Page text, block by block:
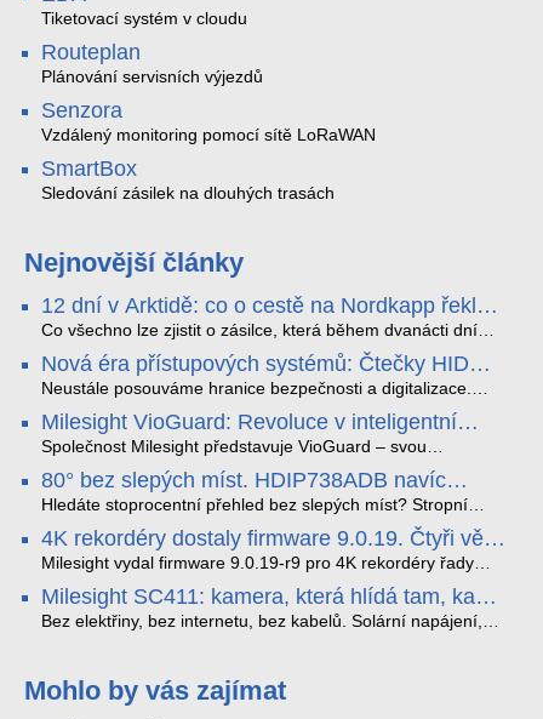
Tiketovací systém v cloudu
Routeplan
Plánování servisních výjezdů
Senzora
Vzdálený monitoring pomocí sítě LoRaWAN
SmartBox
Sledování zásilek na dlouhých trasách
Nejnovější články
12 dní v Arktidě: co o cestě na Nordkapp řekla
data ze SMARTBOX 2 MAX
Co všechno lze zjistit o zásilce, která během dvanácti dní
projede Arktidou? SMARTBOX 2 MAX jsme vzali na trasu z
Tromsø přes Lofoty, Kirunu a finské Laponsko až na
Nordkapp. Bez jediného dobití, v mrazu až −13 °C a mimo
otřesy i náklon. Výsledkem není jen čára na mapě, ale
podrobný datový příběh celé cesty.
Nová éra přístupových systémů: Čtečky HID
Signo
Neustále posouváme hranice bezpečnosti a digitalizace.
v oblasti kontroly přístupu – moderní a vysoce univerzální
čtečky HID Signo.
Milesight VioGuard: Revoluce v inteligentní
detekci dopravních přestupků
Společnost Milesight představuje VioGuard – svou
dopravních přestupků. Tento systém, poháněný
sofistikovanými algoritmy umělé inteligence (AI), je navržen
tak, aby poskytoval komplexní nástroje pro vymáhání
dopravních předpisů, zvyšoval bezpečnost na silnicích a
optimalizoval plynulost dopravy v moderních městech.
80° bez slepých míst. HDIP738ADB navíc
streamuje na YouTube – bez PC.
Hledáte stoprocentní přehled bez slepých míst? Stropní
panoramatická kamera HDIP738ADB skládá obraz ze dvou
4MP senzorů SONY do jednoho čistého 180° záběru bez
zkreslení. K tomu přidává AI detekci osob a vozidel,
YouTube – bez běžícího počítače.
4K rekordéry dostaly firmware 9.0.19. Čtyři věci,
které musíte vědět.
Milesight vydal firmware 9.0.19-r9 pro 4K rekordéry řady
které vám zjednoduší práci – a jedna z nich vám ušetří
spoustu zbytečných výjezdů k zákazníkům.
Milesight SC411: kamera, která hlídá tam, kam
kabel nedosáhne
Bez elektřiny, bez internetu, bez kabelů. Solární napájení,
váš telefon. Podívejte se na video.
Mohlo by vás zajímat